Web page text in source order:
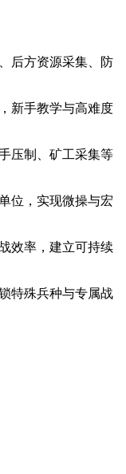
后方资源采集、防
新手教学与高难度
压制、矿工采集等
位，实现微操与宏
效率，建立可持续
特殊兵种与专属战